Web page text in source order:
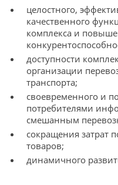
целостного,
качественного
комплекса и
доступности
организации
транспорта;
своевременного и
потребителями
смешанным
сокращения затрат
товаров;
динамичного